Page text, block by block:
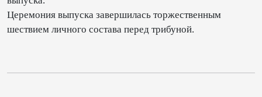
Церемония выпуска завершилась торжественным
шествием личного состава перед трибуной.